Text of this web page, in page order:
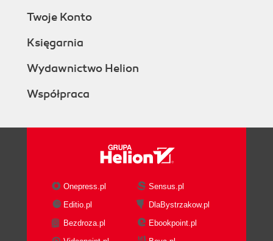
Twoje Konto
Księgarnia
Wydawnictwo Helion
Współpraca
Onepress.pl
Sensus.pl
Editio.pl
DlaBystrzakow.pl
Bezdroza.pl
Ebookpoint.pl